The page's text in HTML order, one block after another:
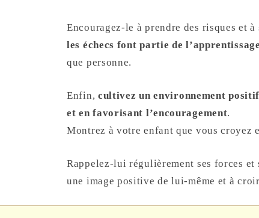
Encouragez-le à prendre des risques et
les échecs font partie de
que personne.
Enfin, cultivez un environnement
et en favorisant l’encouragement.
Montrez à votre enfant que vous croyez
Rappelez-lui régulièrement ses forces et
une image positive de lui-même et à